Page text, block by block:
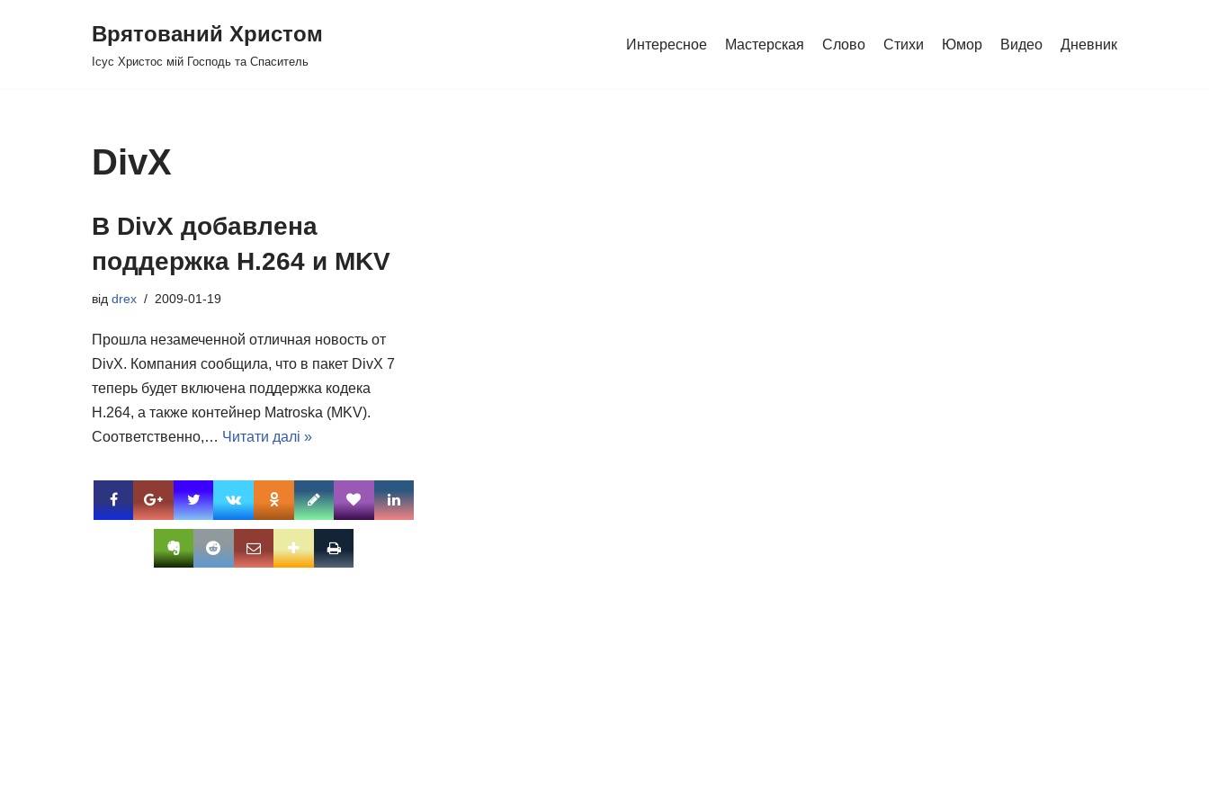
Врятований Христом
Ісус Христос мій Господь та Спаситель
Интересное Мастерская Слово Стихи Юмор Видео Дневник
DivX
В DivX добавлена
поддержка H.264 и MKV
від drex 2009-01-19
Прошла незамеченной отличная новость от
DivX. Компания сообщила, что в пакет DivX 7
теперь будет включена поддержка кодека
H.264, а также контейнер Matroska (MKV).
Соответственно,… Читати далі »